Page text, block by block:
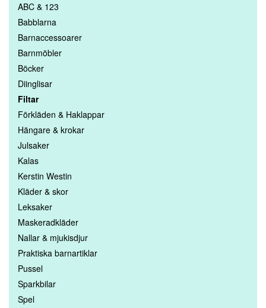
ABC & 123
Babblarna
Barnaccessoarer
Barnmöbler
Böcker
Diinglisar
Filtar
Förkläden & Haklappar
Hängare & krokar
Julsaker
Kalas
Kerstin Westin
Kläder & skor
Leksaker
Maskeradkläder
Nallar & mjukisdjur
Praktiska barnartiklar
Pussel
Sparkbilar
Spel